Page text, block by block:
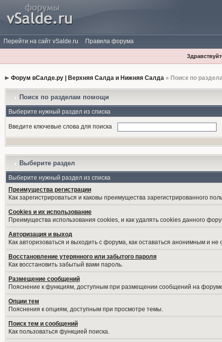
Перейти на сайт vSalde.ru Правила форума
Форум вСалде.ру | Верхняя Салда и Нижняя Салда» Поиск по
Поиск по разделам помощи
Выберите нужный раздел из списка
Введите ключевые слова для поиска
Выберите раздел
Выберите нужный раздел из списка
Преимущества регистрации
Как зарегистрироваться и каковы преимущества зарегистрированного
Cookies и их использование
Преимущества использования cookies, и как удалять cookies данного
Авторизация и выход
Как авторизоваться и выходить с форума, как оставаться анонимным и
Восстановление утерянного или забытого пароля
Как восстановить забытый вами пароль.
Размещение сообщений
Пояснение к функциям, доступным при размещении сообщений на
Опции тем
Пояснения к опциям, доступным при просмотре темы.
Поиск тем и сообщений
Как пользоваться функцией поиска.